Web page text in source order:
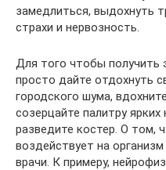
замедлиться, выдохнуть
страхи и нервозность.
Для того чтобы получить
просто дайте отдохнуть
городского шума,
созерцайте палитру ярких
разведите костер. О том,
воздействует на
врачи. К примеру,